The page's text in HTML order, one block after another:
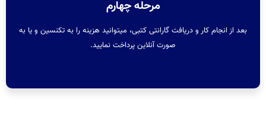
مرحله چهارم
بعد از انجام کار و دریافت گارانتی کتبی، میتوانید هزینه را به تکنسین و یا به
صورت آنلاین پرداخت نمایید.